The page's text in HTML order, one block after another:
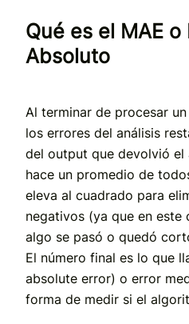
Qué es el MAE
Absoluto
Al terminar de procesar
los errores del análisis
del output que devolvió el
hace un promedio de
eleva al cuadrado para
negativos (ya que en este
algo se pasó o quedó
El número final es lo que
absolute error) o error
forma de medir si el